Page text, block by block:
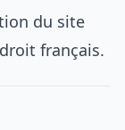
du site
français.